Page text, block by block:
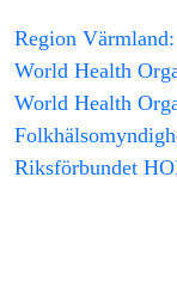
Region
World Health
World Health
Riksförbundet